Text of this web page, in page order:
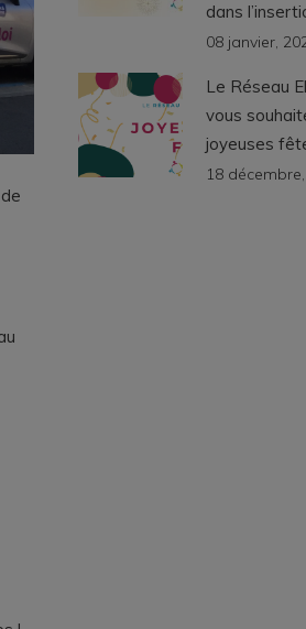
dans
08 janvier,
Le Réseau
vous
joyeuses
18